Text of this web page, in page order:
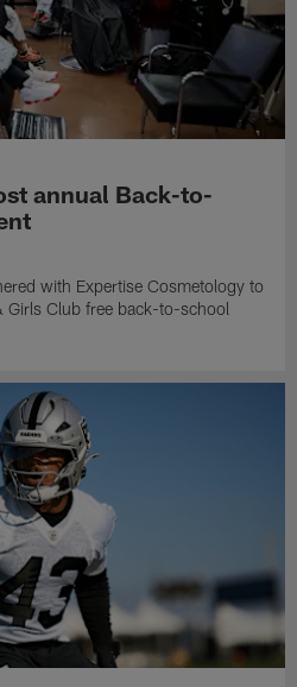
annual Back-to-
with Expertise Cosmetology to
Girls Club free back-to-school